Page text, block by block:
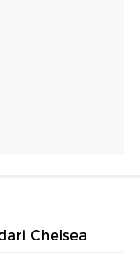
Chelsea